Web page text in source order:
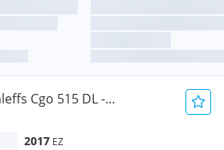
Cgo 515 DL -
TV...
2017 EZ